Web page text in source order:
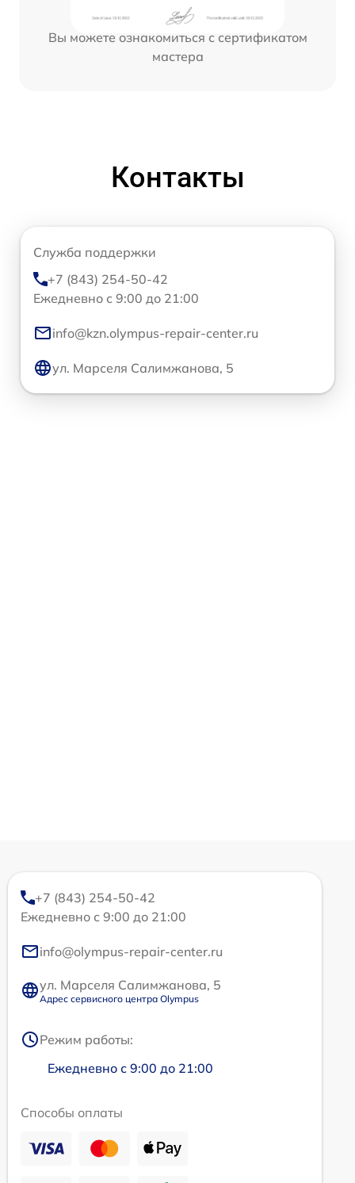
Вы можете ознакомиться с сертификатом
мастера
Контакты
Служба поддержки
+7 (843) 254-50-42
Ежедневно с 9:00 до 21:00
info@kzn.olympus-repair-center.ru
ул. Марселя Салимжанова, 5
+7 (843) 254-50-42
Ежедневно с 9:00 до 21:00
info@olympus-repair-center.ru
ул. Марселя Салимжанова, 5
Адрес сервисного центра Olympus
Режим работы:
Ежедневно с 9:00 до 21:00
Способы оплаты